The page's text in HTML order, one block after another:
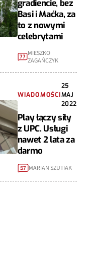
gradiencie, bez
Basi i Maćka, za
to z nowymi
celebrytami
77 MIESZKO
ZAGAŃCZYK
WIADOMOŚCI
25
MAJ
2022
Play łączy siły
z UPC. Usługi
nawet 2 lata za
darmo
57 MARIAN SZUTIAK